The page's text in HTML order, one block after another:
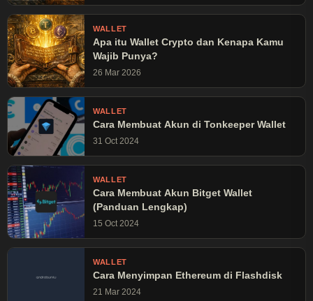
pembaca memahami dunia cryptocurrency dengan lebih
baik. Konten di blog ini bersifat edukatif dan bukan
merupakan ajakan atau saran investasi—selalu lakukan riset
mandiri (DYOR) sebelum mengambil keputusan finansial.
WALLET
Apa itu Wallet Crypto dan Kenapa Kamu
Wajib Punya?
26 Mar 2026
WALLET
Cara Membuat Akun di Tonkeeper Wallet
31 Oct 2024
WALLET
Cara Membuat Akun Bitget Wallet
(Panduan Lengkap)
15 Oct 2024
WALLET
Cara Menyimpan Ethereum di Flashdisk
21 Mar 2024